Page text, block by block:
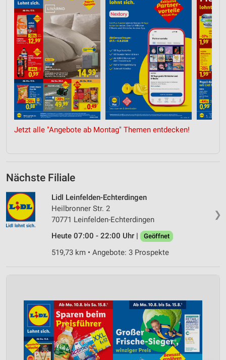
Jetzt alle "Angebote ab Montag" Themen entdecken!
Nächste Filiale
❯
Lidl Leinfelden-Echterdingen
Heilbronner Str. 2
70771 Leinfelden-Echterdingen
Heute 07:00 - 22:00 Uhr |
Geöffnet
519,73 km • Angebote: 3 Prospekte